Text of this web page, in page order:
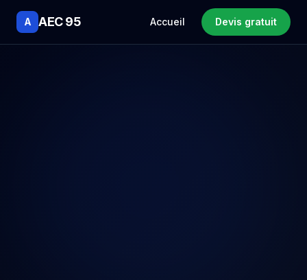
A AEC 95 Accueil Devis gratuit